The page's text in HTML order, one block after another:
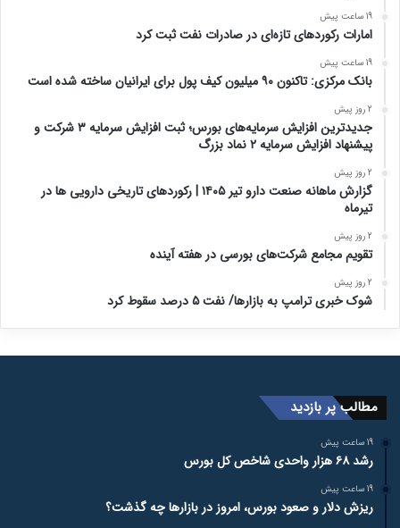
19 ساعت پیش
امارات رکورد‌های تازه‌ای در صادرات نفت ثبت کرد
19 ساعت پیش
بانک مرکزی: تاکنون ۹۰ میلیون کیف پول برای ایرانیان ساخته شده است
2 روز پیش
جدیدترین افزایش سرمایه‌های بورس؛ ثبت افزایش سرمایه ۳ شرکت و
پیشنهاد افزایش سرمایه ۲ نماد بزرگ
2 روز پیش
گزارش ماهانه صنعت دارو تیر ۱۴۰۵ | رکوردهای تاریخی دارویی ها در
تیرماه
2 روز پیش
تقویم مجامع شرکت‌های بورسی در هفته آینده
2 روز پیش
شوک خبری ترامپ به بازارها/ نفت ۵ درصد سقوط کرد
مطالب پر بازدید
19 ساعت پیش
رشد ۶۸ هزار واحدی شاخص کل بورس
19 ساعت پیش
ریزش دلار و صعود بورس، امروز در بازارها چه گذشت؟